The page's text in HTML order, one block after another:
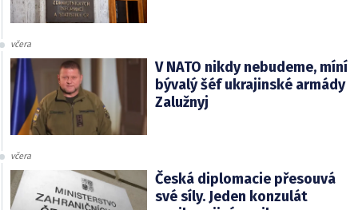
včera
V NATO nikdy nebudeme, míní
bývalý šéf ukrajinské armády
Zalužnyj
včera
Česká diplomacie přesouvá
své síly. Jeden konzulát